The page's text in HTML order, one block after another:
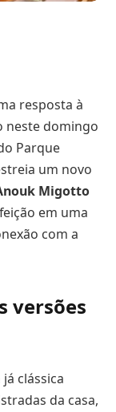
resposta à
neste domingo
Parque
um novo
Migotto
em uma
com a
versões
clássica
da casa,